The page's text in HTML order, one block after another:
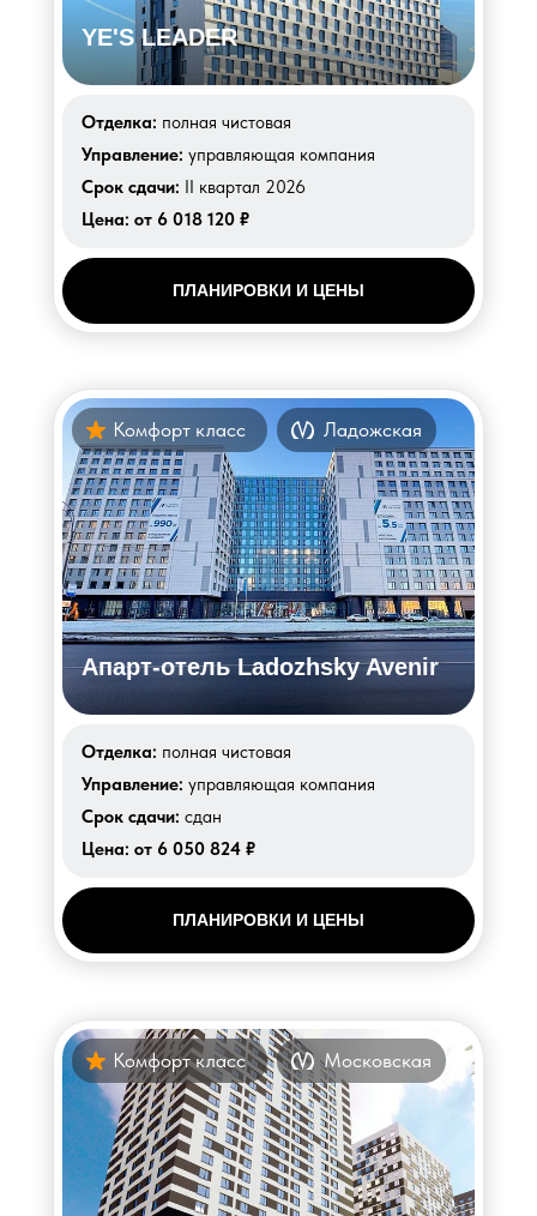
Апарт-отель Ladozhsky Avenir
Комфорт класс
Цена: от 6 050 824 ₽
Срок сдачи: сдан
Управление: управляющая компания
Отделка: полная чистовая
Ладожская
ПЛАНИРОВКИ И ЦЕНЫ
Комфорт класс Московская
YE'S LEADER
Цена: от 6 018 120 ₽
Срок сдачи: II квартал 2026
Управление: управляющая компания
Отделка: полная чистовая
ПЛАНИРОВКИ И ЦЕНЫ